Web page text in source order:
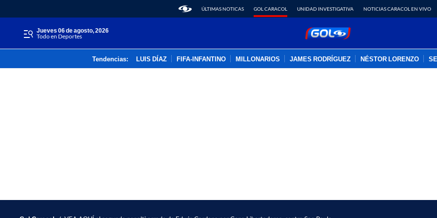
ÚLTIMAS NOTICAS GOL CARACOL UNIDAD INVESTIGATIVA NOTICIAS CARACOL EN VIVO
jueves 06 de agosto, 2026
Todo en Deportes
Tendencias: LUIS DÍAZ FIFA-INFANTINO MILLONARIOS JAMES RODRÍGUEZ NÉSTOR LORENZO